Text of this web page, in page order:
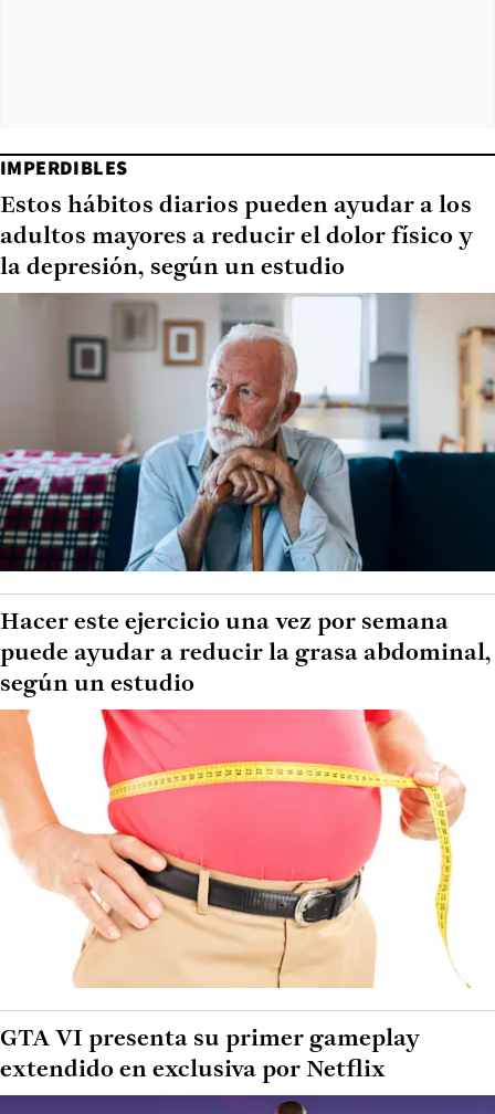
IMPERDIBLES
Estos hábitos diarios pueden ayudar a los
adultos mayores a reducir el dolor físico y
la depresión, según un estudio
Hacer este ejercicio una vez por semana
puede ayudar a reducir la grasa abdominal,
según un estudio
GTA VI presenta su primer gameplay
extendido en exclusiva por Netflix